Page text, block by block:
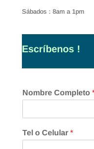
Sábados : 8am a 1pm
Escríbenos !
Nombre Completo
Tel o Celular *